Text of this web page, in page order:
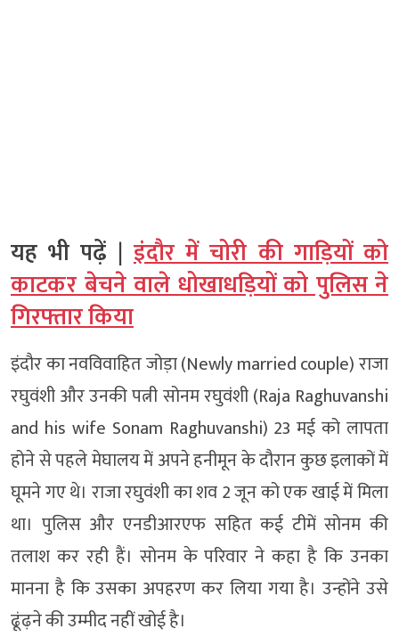
यह भी पढ़ें | इंदौर में चोरी की गाड़ियों को
काटकर बेचने वाले धोखाधड़ियों को पुलिस ने
गिरफ्तार किया
इंदौर का नवविवाहित जोड़ा (Newly married couple) राजा
रघुवंशी और उनकी पत्नी सोनम रघुवंशी (Raja Raghuvanshi
and his wife Sonam Raghuvanshi) 23 मई को लापता
होने से पहले मेघालय में अपने हनीमून के दौरान कुछ इलाकों में
घूमने गए थे। राजा रघुवंशी का शव 2 जून को एक खाई में मिला
था। पुलिस और एनडीआरएफ सहित कई टीमें सोनम की
तलाश कर रही हैं। सोनम के परिवार ने कहा है कि उनका
मानना ​​है कि उसका अपहरण कर लिया गया है। उन्होंने उसे
ढूंढ़ने की उम्मीद नहीं खोई है।